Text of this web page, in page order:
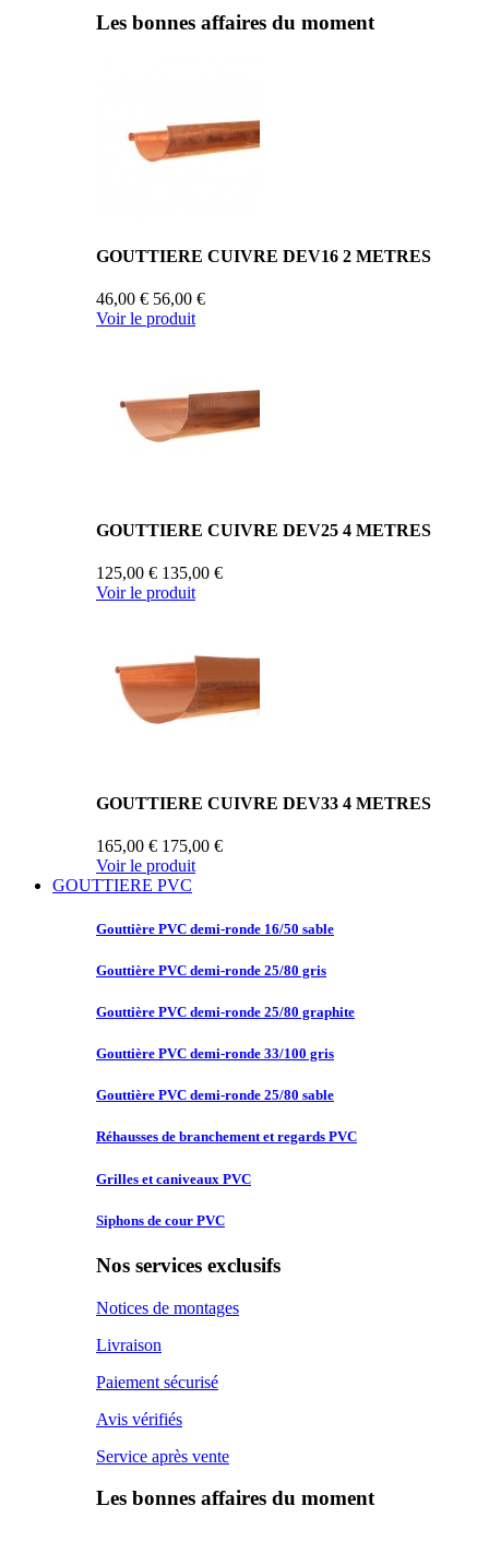
Les bonnes affaires du moment
GOUTTIERE CUIVRE DEV16 2 METRES
46,00 € 56,00 €
Voir le produit
GOUTTIERE CUIVRE DEV25 4 METRES
125,00 € 135,00 €
Voir le produit
GOUTTIERE CUIVRE DEV33 4 METRES
165,00 € 175,00 €
Voir le produit
GOUTTIERE PVC
Gouttière PVC demi-ronde 16/50 sable
Gouttière PVC demi-ronde 25/80 gris
Gouttière PVC demi-ronde 25/80 graphite
Gouttière PVC demi-ronde 33/100 gris
Gouttière PVC demi-ronde 25/80 sable
Réhausses de branchement et regards PVC
Grilles et caniveaux PVC
Siphons de cour PVC
Nos services exclusifs
Notices de montages
Livraison
Paiement sécurisé
Avis vérifiés
Service après vente
Les bonnes affaires du moment